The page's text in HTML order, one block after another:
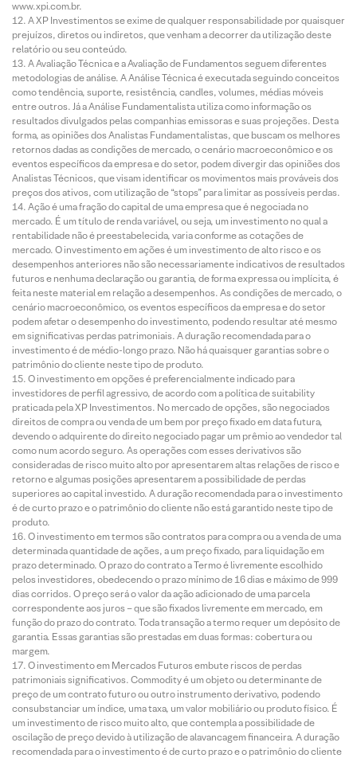
www.xpi.com.br.
A XP Investimentos se exime de qualquer responsabilidade por quaisquer
prejuízos, diretos ou indiretos, que venham a decorrer da utilização deste
relatório ou seu conteúdo.
A Avaliação Técnica e a Avaliação de Fundamentos seguem diferentes
metodologias de análise. A Análise Técnica é executada seguindo conceitos
como tendência, suporte, resistência, candles, volumes, médias móveis
entre outros. Já a Análise Fundamentalista utiliza como informação os
resultados divulgados pelas companhias emissoras e suas projeções. Desta
forma, as opiniões dos Analistas Fundamentalistas, que buscam os melhores
retornos dadas as condições de mercado, o cenário macroeconômico e os
eventos específicos da empresa e do setor, podem divergir das opiniões dos
Analistas Técnicos, que visam identificar os movimentos mais prováveis dos
preços dos ativos, com utilização de “stops” para limitar as possíveis perdas.
Ação é uma fração do capital de uma empresa que é negociada no
mercado. É um título de renda variável, ou seja, um investimento no qual a
rentabilidade não é preestabelecida, varia conforme as cotações de
mercado. O investimento em ações é um investimento de alto risco e os
desempenhos anteriores não são necessariamente indicativos de resultados
futuros e nenhuma declaração ou garantia, de forma expressa ou implícita, é
feita neste material em relação a desempenhos. As condições de mercado, o
cenário macroeconômico, os eventos específicos da empresa e do setor
podem afetar o desempenho do investimento, podendo resultar até mesmo
em significativas perdas patrimoniais. A duração recomendada para o
investimento é de médio-longo prazo. Não há quaisquer garantias sobre o
patrimônio do cliente neste tipo de produto.
O investimento em opções é preferencialmente indicado para
investidores de perfil agressivo, de acordo com a política de suitability
praticada pela XP Investimentos. No mercado de opções, são negociados
direitos de compra ou venda de um bem por preço fixado em data futura,
devendo o adquirente do direito negociado pagar um prêmio ao vendedor tal
como num acordo seguro. As operações com esses derivativos são
consideradas de risco muito alto por apresentarem altas relações de risco e
retorno e algumas posições apresentarem a possibilidade de perdas
superiores ao capital investido. A duração recomendada para o investimento
é de curto prazo e o patrimônio do cliente não está garantido neste tipo de
produto.
O investimento em termos são contratos para compra ou a venda de uma
determinada quantidade de ações, a um preço fixado, para liquidação em
prazo determinado. O prazo do contrato a Termo é livremente escolhido
pelos investidores, obedecendo o prazo mínimo de 16 dias e máximo de 999
dias corridos. O preço será o valor da ação adicionado de uma parcela
correspondente aos juros – que são fixados livremente em mercado, em
função do prazo do contrato. Toda transação a termo requer um depósito de
garantia. Essas garantias são prestadas em duas formas: cobertura ou
margem.
O investimento em Mercados Futuros embute riscos de perdas
patrimoniais significativos. Commodity é um objeto ou determinante de
preço de um contrato futuro ou outro instrumento derivativo, podendo
consubstanciar um índice, uma taxa, um valor mobiliário ou produto físico. É
um investimento de risco muito alto, que contempla a possibilidade de
oscilação de preço devido à utilização de alavancagem financeira. A duração
recomendada para o investimento é de curto prazo e o patrimônio do cliente